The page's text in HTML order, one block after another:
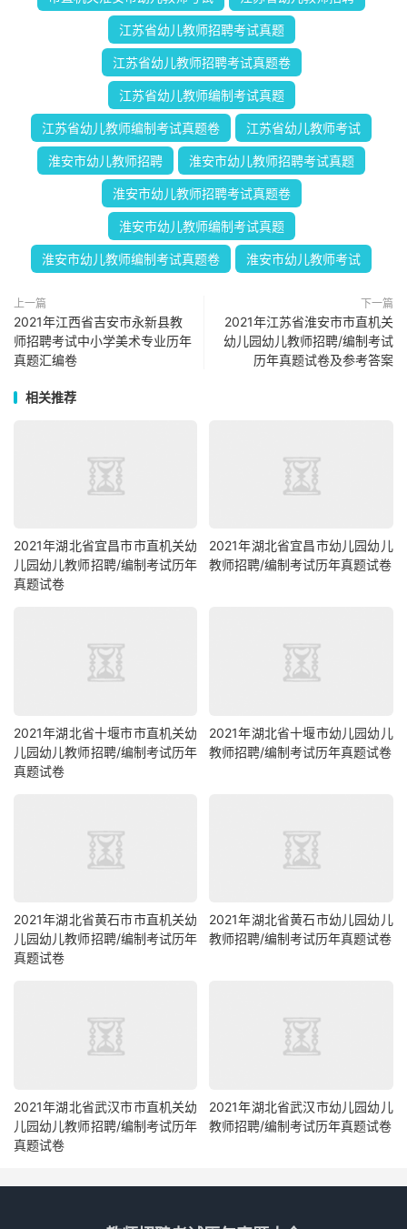
江苏省幼儿教师招聘考试真题
江苏省幼儿教师招聘考试真题卷
江苏省幼儿教师编制考试真题
江苏省幼儿教师编制考试真题卷 江苏省幼儿教师考试
淮安市幼儿教师招聘 淮安市幼儿教师招聘考试真题
淮安市幼儿教师招聘考试真题卷
淮安市幼儿教师编制考试真题
淮安市幼儿教师编制考试真题卷 淮安市幼儿教师考试
上一篇
2021年江西省吉安市永新县教
师招聘考试中小学美术专业历年
真题汇编卷
下一篇
2021年江苏省淮安市市直机关
幼儿园幼儿教师招聘/编制考试
历年真题试卷及参考答案
相关推荐
2021年湖北省宜昌市市直机关幼
儿园幼儿教师招聘/编制考试历年
真题试卷
2021年湖北省宜昌市幼儿园幼儿
教师招聘/编制考试历年真题试卷
2021年湖北省十堰市市直机关幼
儿园幼儿教师招聘/编制考试历年
真题试卷
2021年湖北省十堰市幼儿园幼儿
教师招聘/编制考试历年真题试卷
2021年湖北省黄石市市直机关幼
儿园幼儿教师招聘/编制考试历年
真题试卷
2021年湖北省黄石市幼儿园幼儿
教师招聘/编制考试历年真题试卷
2021年湖北省武汉市市直机关幼
儿园幼儿教师招聘/编制考试历年
真题试卷
2021年湖北省武汉市幼儿园幼儿
教师招聘/编制考试历年真题试卷